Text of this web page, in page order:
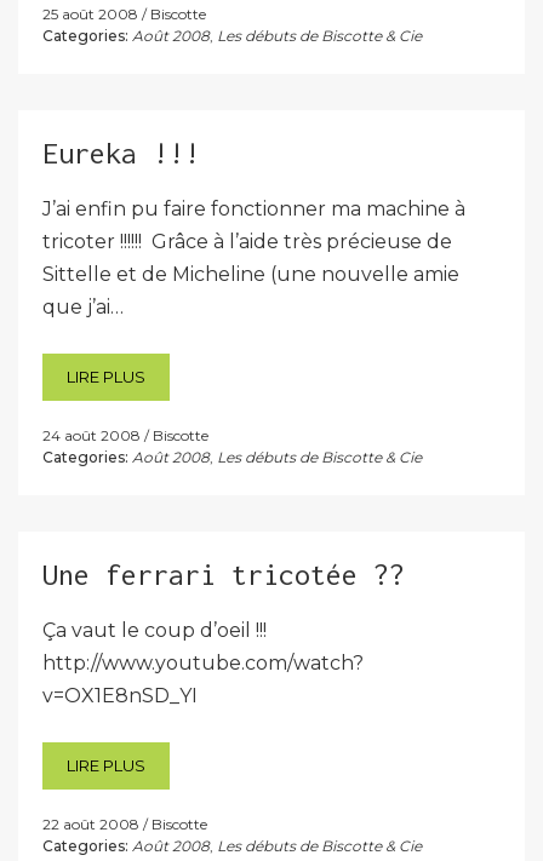
25 août 2008
Biscotte
Categories: Août 2008, Les débuts de Biscotte & Cie
Eureka !!!
J’ai enfin pu faire fonctionner ma machine à
tricoter !!!!!! Grâce à l’aide très précieuse de
Sittelle et de Micheline (une nouvelle amie
que j’ai…
LIRE PLUS
24 août 2008
Biscotte
Categories: Août 2008, Les débuts de Biscotte & Cie
Une ferrari tricotée ??
Ça vaut le coup d’oeil !!!
http://www.youtube.com/watch?
v=OX1E8nSD_YI
LIRE PLUS
22 août 2008
Biscotte
Categories: Août 2008, Les débuts de Biscotte & Cie